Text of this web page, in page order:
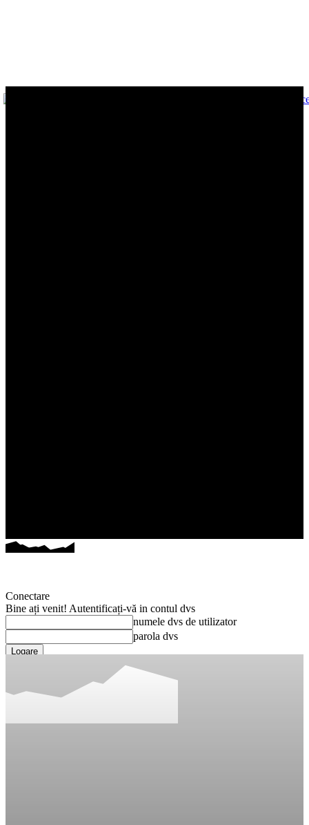
Conectare
Bine ați venit! Autentificați-vă in contul dvs
numele dvs de utilizator
parola dvs
Ați uitat parola? obține ajutor
Recuperați-vă parola